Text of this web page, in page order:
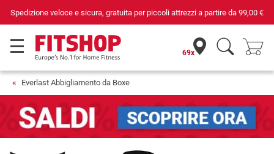
Spedizione veloce e sicura, gratuita per piccoli attrezzi a partire da 99,00 €
69x
Everlast Abbigliamento da Boxe